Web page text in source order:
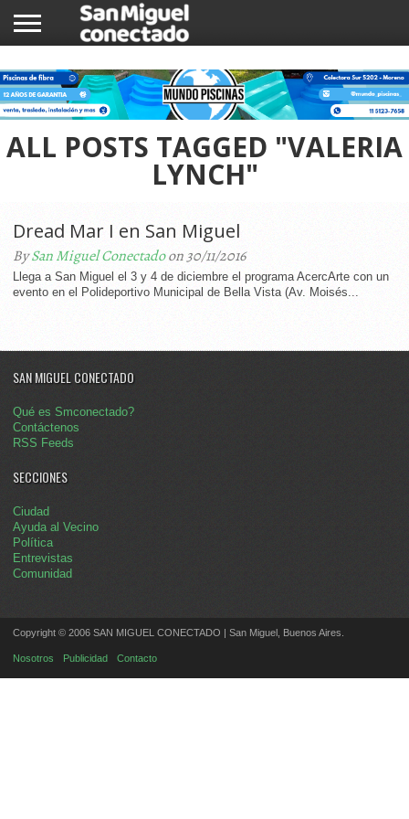
NOTICIAS
COMUNIDAD
COMERCIOS
ALL POSTS TAGGED "VALERIA
LYNCH"
Dread Mar I en San Miguel
BySan Miguel Conectadoon 30/11/2016
Llega a San Miguel el 3 y 4 de diciembre el programa AcercArte con un
evento en el Polideportivo Municipal de Bella Vista (Av. Moisés...
SAN MIGUEL CONECTADO
Qué es Smconectado?
Contáctenos
RSS Feeds
SECCIONES
Ciudad
Ayuda al Vecino
Política
Entrevistas
Comunidad
Copyright © 2006 SAN MIGUEL CONECTADO | San Miguel, Buenos Aires.
Nosotros Publicidad Contacto